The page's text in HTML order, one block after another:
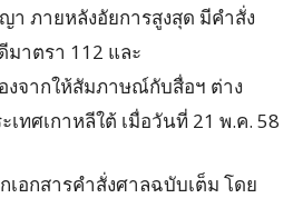
า ภายหลังอัยการสูงสุด มีคำสั่ง
าตรา 112 และ
งจากให้สัมภาษณ์กับสื่อฯ ต่าง
เทศเกาหลีใต้ เมื่อวันที่ 21 พ.ค. 58
อกสารคำสั่งศาลฉบับเต็ม โดย